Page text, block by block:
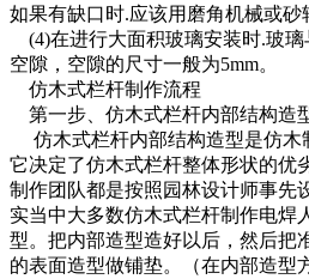
如果有缺口时.应该用磨角机械或砂
(4)在进行大面积玻璃安装时.玻璃
空隙，空隙的尺寸一般为5mm。
仿木式栏杆制作流程
第一步、仿木式栏杆内部结构造
仿木式栏杆内部结构造型是仿木
它决定了仿木式栏杆整体形状的优
制作团队都是按照园林设计师事先
实当中大多数仿木式栏杆制作电焊
型。把内部造型造好以后，然后把
的表面造型做铺垫。（在内部造型